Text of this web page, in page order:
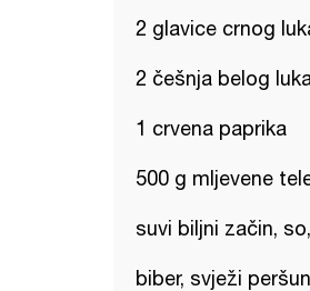
2 glavice crnog
2 češnja belog
1 crvena paprika
500 g mljevene
suvi biljni začin, so,
biber, svježi peršun